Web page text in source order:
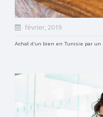
février, 2019
Achat d’un bien en Tunisie par